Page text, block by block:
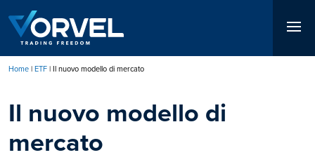
contenuto
principale
di
pane
Home ETF Il nuovo modello di mercato
Il nuovo modello di
mercato